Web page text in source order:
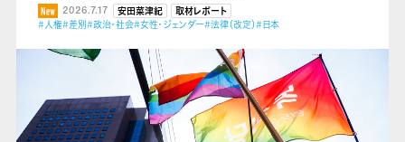
2026.7.17 安田菜津紀
取材レポート
#人権#差別#政治・社会#女性・ジェンダー#法律（改定）#日本